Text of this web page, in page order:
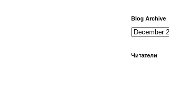
Blog Archive
Читатели